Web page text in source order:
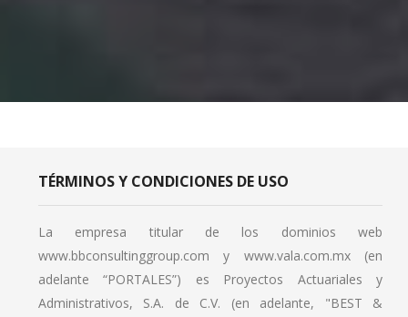
TÉRMINOS Y CONDICIONES DE USO
La empresa titular de los dominios web
www.bbconsultinggroup.com y www.vala.com.mx (en
adelante “PORTALES”) es Proyectos Actuariales y
Administrativos, S.A. de C.V. (en adelante, "BEST &